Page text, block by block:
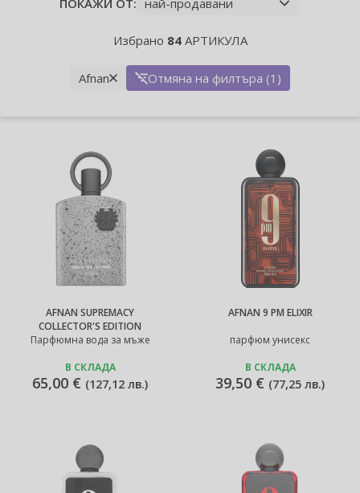
ПОКАЖИ ОТ:
Избрано 84АРТИКУЛА
Afnan Отмяна на филтъра (1)
AFNAN SUPREMACY
COLLECTOR'S EDITION
Парфюмна вода за мъже
В СКЛАДА
65,00 € (127,12 лв.)
AFNAN 9 PM ELIXIR
парфюм унисекс
В СКЛАДА
39,50 € (77,25 лв.)